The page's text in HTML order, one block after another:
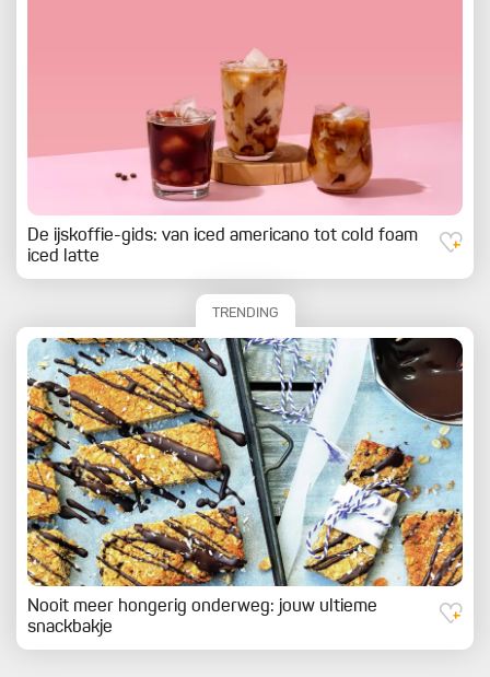
De ijskoffie-gids: van iced americano tot cold foam
iced latte
TRENDING
Nooit meer hongerig onderweg: jouw ultieme
snackbakje